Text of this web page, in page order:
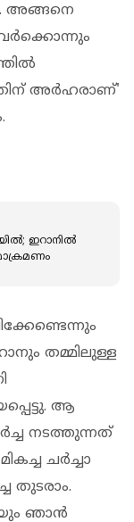
അങ്ങനെ
അർഹരാണ്'
ഇറാനിൽ
തമ്മിലുള്ള
ആ
നടത്തുന്നത്
ചർച്ചാ
തുടരാം.
ഞാൻ